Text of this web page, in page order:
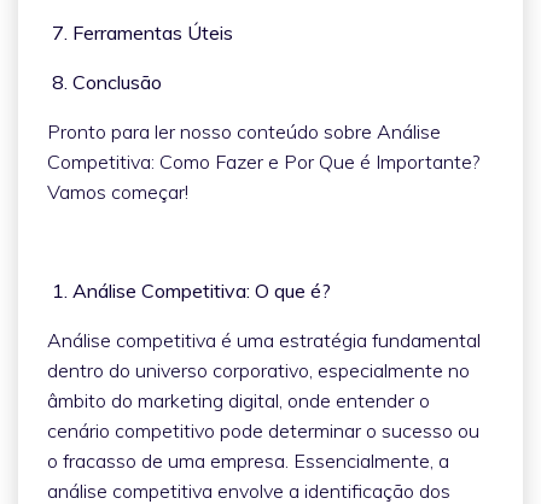
7. Ferramentas Úteis
8. Conclusão
Pronto para ler nosso conteúdo sobre Análise
Competitiva: Como Fazer e Por Que é Importante?
Vamos começar!
1. Análise Competitiva: O que é?
Análise competitiva é uma estratégia fundamental
dentro do universo corporativo, especialmente no
âmbito do marketing digital, onde entender o
cenário competitivo pode determinar o sucesso ou
o fracasso de uma empresa. Essencialmente, a
análise competitiva envolve a identificação dos